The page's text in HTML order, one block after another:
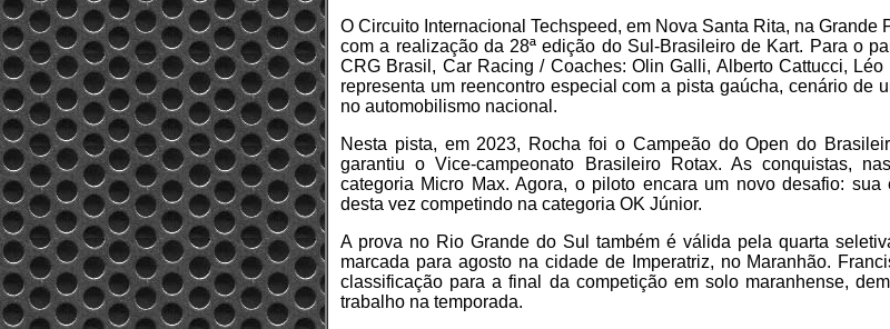
O Circuito Internacional Techspeed, em Nova Santa Rita, na Grande
com a realização da 28ª edição do Sul-Brasileiro de Kart. Para o
CRG Brasil, Car Racing / Coaches: Olin Galli, Alberto Cattucci,
representa um reencontro especial com a pista gaúcha, cenário de
no automobilismo nacional.
Nesta pista, em 2023, Rocha foi o Campeão do Open do
garantiu o Vice-campeonato Brasileiro Rotax. As conquistas,
categoria Micro Max. Agora, o piloto encara um novo desafio:
desta vez competindo na categoria OK Júnior.
A prova no Rio Grande do Sul também é válida pela quarta
marcada para agosto na cidade de Imperatriz, no Maranhão.
classificação para a final da competição em solo maranhense,
trabalho na temporada.